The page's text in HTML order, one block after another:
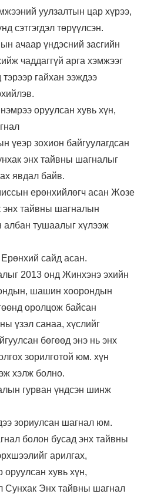
уулзалтын цар хүрээ,
сэтгэгдэл төрүүлсэн.
ачаар үндэсний засгийн
чаддаггүй арга хэмжээг
гайхан ээждээ
оруулсан хувь хүн,
үеэр зохион байгуулагдсан
энх тайвны шагналыг
явдал байв.
ерөнхийлөгч асан Жозе
энх тайвны шагналын
албан тушаалыг хүлээж
сайд асан.
2013 онд Жинхэнэ эхийн
шашин хоорондын
оролцож байсан
үзэл санаа, хүслийг
бөгөөд энэ нь энх
зорилготой юм. хүн
хэлж болно.
гурван үндсэн шинж
зориулсан шагнал юм.
болон бусад энх тайвны
арилгах,
хувь хүн,
Сунхак Энх тайвны шагнал